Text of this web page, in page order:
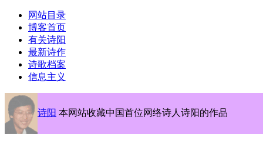
网站目录
博客首页
有关诗阳
最新诗作
诗歌档案
信息主义
诗阳 本网站收藏中国首位网络诗人诗阳的作品